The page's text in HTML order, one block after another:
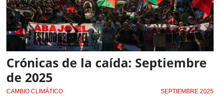
Crónicas de la caída: Septiembre
de 2025
CAMBIO CLIMÁTICO SEPTIEMBRE 2025